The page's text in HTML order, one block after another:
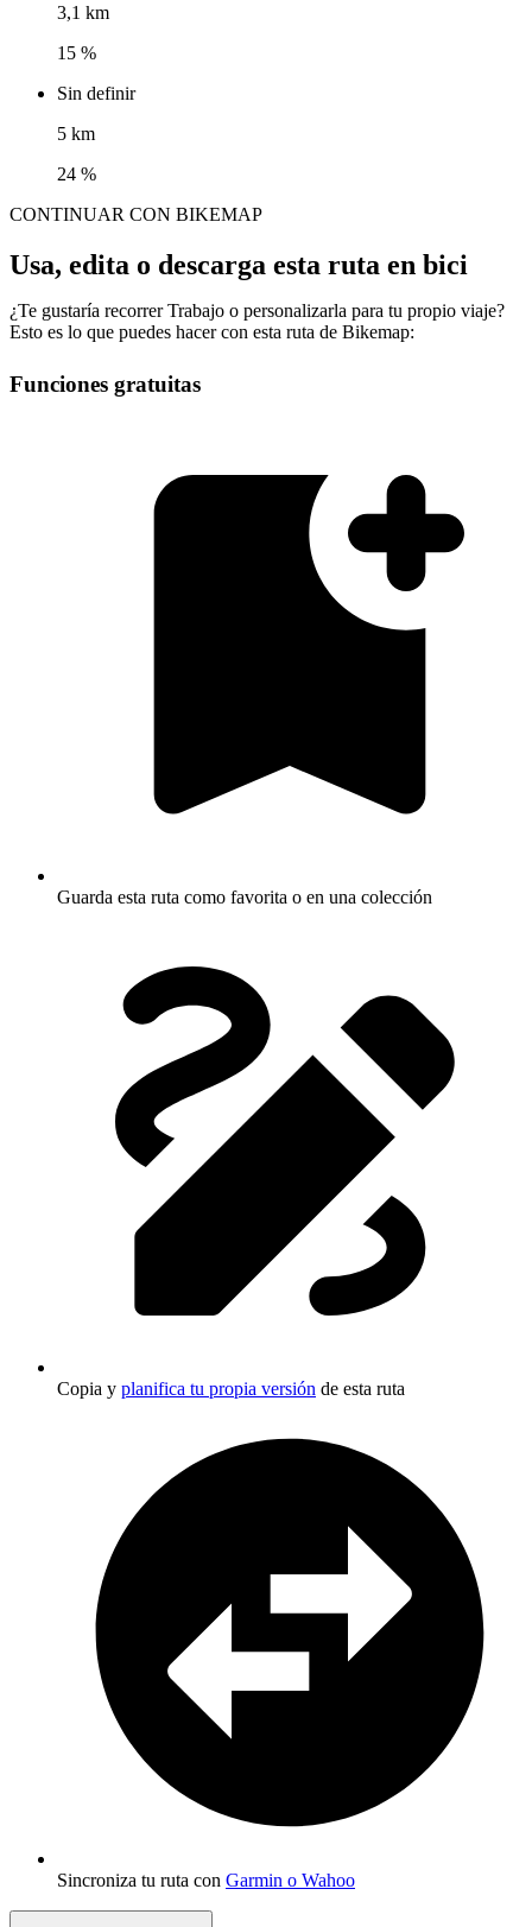
3,1 km
15 %
Sin definir
5 km
24 %
CONTINUAR CON BIKEMAP
Usa, edita o descarga esta ruta en bici
¿Te gustaría recorrer Trabajo o personalizarla para tu propio viaje?
Esto es lo que puedes hacer con esta ruta de Bikemap:
Funciones gratuitas
Guarda esta ruta como favorita o en una colección
Copia y planifica tu propia versión de esta ruta
Sincroniza tu ruta con Garmin o Wahoo